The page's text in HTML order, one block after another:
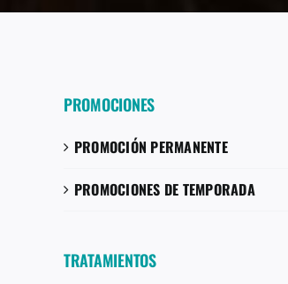
PROMOCIONES
PROMOCIÓN PERMANENTE
PROMOCIONES DE TEMPORADA
TRATAMIENTOS